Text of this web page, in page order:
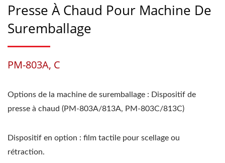
Presse À Chaud Pour Machine De
Suremballage
PM-803A, C
Options de la machine de suremballage : Dispositif de
presse à chaud (PM-803A/813A, PM-803C/813C)
Dispositif en option : film tactile pour scellage ou
rétraction.